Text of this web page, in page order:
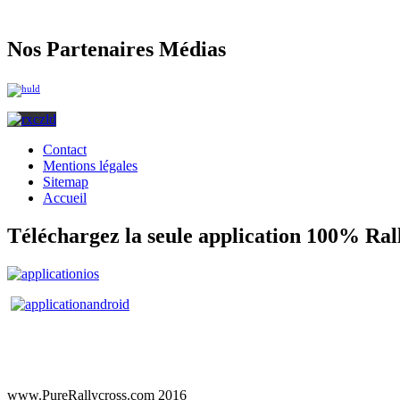
Nos Partenaires Médias
Contact
Mentions légales
Sitemap
Accueil
Téléchargez la seule application 100%
www.PureRallycross.com 2016